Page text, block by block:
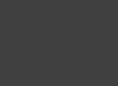
działania samej Platformy oraz
pośrednictwa;
odstąpienia od umowy